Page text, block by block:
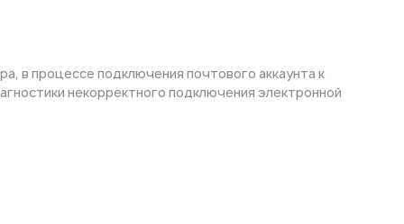
в процессе подключения почтового аккаунта к
некорректного подключения электронной